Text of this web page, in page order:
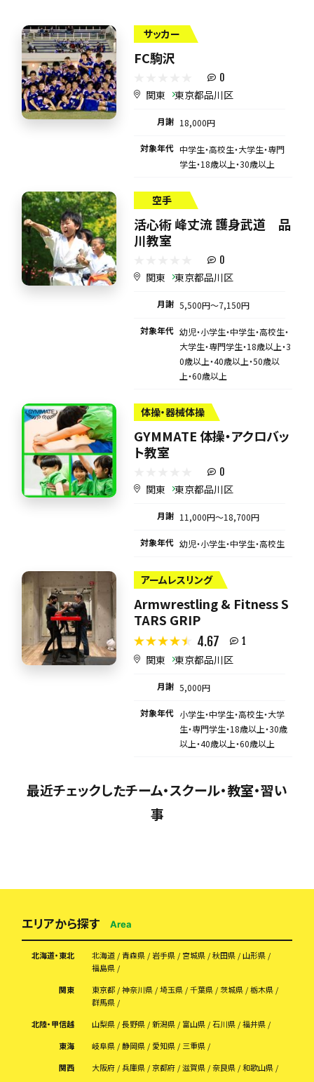
サッカー
FC駒沢
0
関東 東京都品川区
月謝 18,000円
対象年代 中学生・高校生・大学生・専門
学生・18歳以上・30歳以上
空手
活心術 峰丈流 護身武道 品
川教室
0
関東 東京都品川区
月謝 5,500円〜7,150円
対象年代 幼児・小学生・中学生・高校生・
大学生・専門学生・18歳以上・3
0歳以上・40歳以上・50歳以
上・60歳以上
体操・器械体操
GYMMATE 体操・アクロバッ
ト教室
0
関東 東京都品川区
月謝 11,000円〜18,700円
対象年代 幼児・小学生・中学生・高校生
アームレスリング
Armwrestling & Fitness S
TARS GRIP
4.67 1
関東 東京都品川区
月謝 5,000円
対象年代 小学生・中学生・高校生・大学
生・専門学生・18歳以上・30歳
以上・40歳以上・60歳以上
最近チェックしたチーム・スクール・教室・習い
事
エリアから探す Area
北海道・東北 北海道 青森県 岩手県 宮城県 秋田県
山形県
福島県
関東
東京都 神奈川県 埼玉県 千葉県 茨城県
栃木県
群馬県
北陸・甲信越
山梨県 長野県 新潟県 富山県 石川県
福井県
東海
岐阜県 静岡県 愛知県
三重県
関西
大阪府 兵庫県 京都府 滋賀県 奈良県
和歌山県